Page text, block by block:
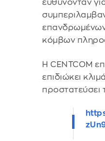
ευθύνονταν
επανδρωμένων
κόμβων
Η CENTCOM
επιδιώκει
προστατεύσει